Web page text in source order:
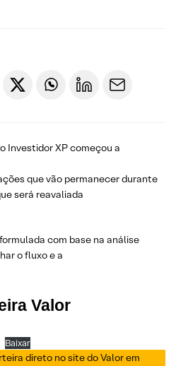
Investidor XP começou a
que vão permanecer durante
será reavaliada
com base na análise
o fluxo e a
Valor
Baixar
direto no site do Valor em